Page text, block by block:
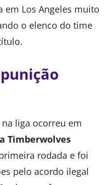
em Los Angeles muito
o elenco do time
liga ocorreu em
Timberwolves
rodada e foi
pelo acordo ilegal